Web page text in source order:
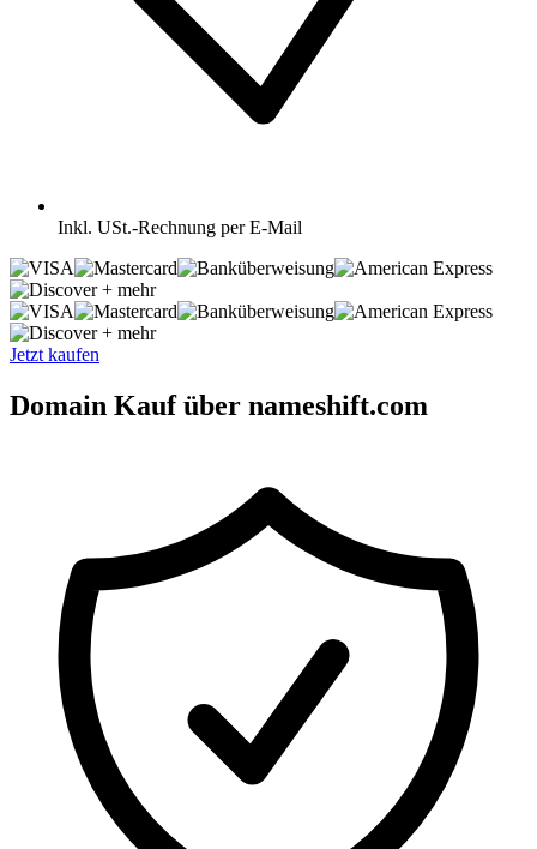
Inkl. USt.-Rechnung per E-Mail
+ mehr
+ mehr
Jetzt kaufen
Domain Kauf über nameshift.com